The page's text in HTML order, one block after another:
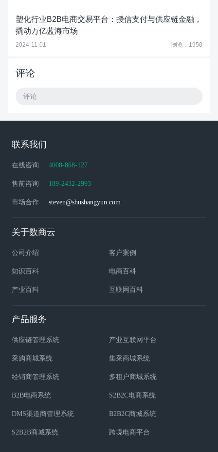
塑化行业B2B电商交易平台：授信支付与供应链金融，
撬动万亿蓝海市场
2024-11-01 浏览：1950
评论
评论
联系我们
在线咨询 4008-868-127
售前咨询 189-2432-2993
市场合作 steven@shushangyun.com
关于数商云
公司介绍 客户案例
知识百科 电商百科
产业百科 互联网百科
产品服务
供应链管理系统 产业互联网平台
采购商城系统 集采商城系统
经销商管理系统 多租户商城系统
B2B电商系统 S2B2C电商系统
DMS渠道商管理系统 B2B2C商城系统
S2B2B商城系统 跨境电商平台